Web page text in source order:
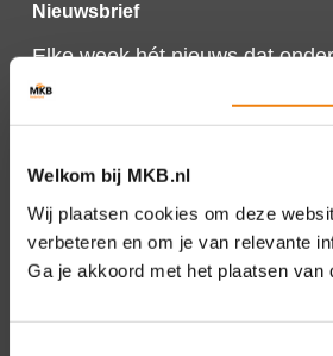
Welkom bij MKB.nl
Wij plaatsen cookies om deze
verbeteren en om je van relevante
Ga je akkoord met het plaatsen van
Nieuwsbrief
Elke week hét nieuws dat
Schrijf je nu in voor de MKB-
nieuwsbrief.
Schrijf je in
Direct naar
Over ons